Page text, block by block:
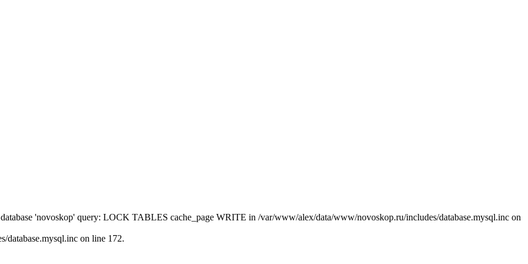
'novoskop' query: LOCK TABLES cache_page WRITE in /var/www/alex/data/www/novoskop.ru/includes/database.mysql.inc on
on line 172.